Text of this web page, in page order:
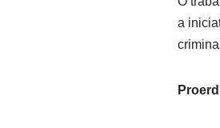
a
Proerd